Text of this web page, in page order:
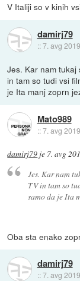
V Italiji so v kinih
damirj79
::7. avg
Jes. Kar nam
in tam so tudi vsi
je Ita manj zoprn
Mato989
::7. avg
damirj79 je 7. avg
Jes. Kar nam
TV in tam so
samo da je Ita
Oba sta enako
damirj79
::7. avg